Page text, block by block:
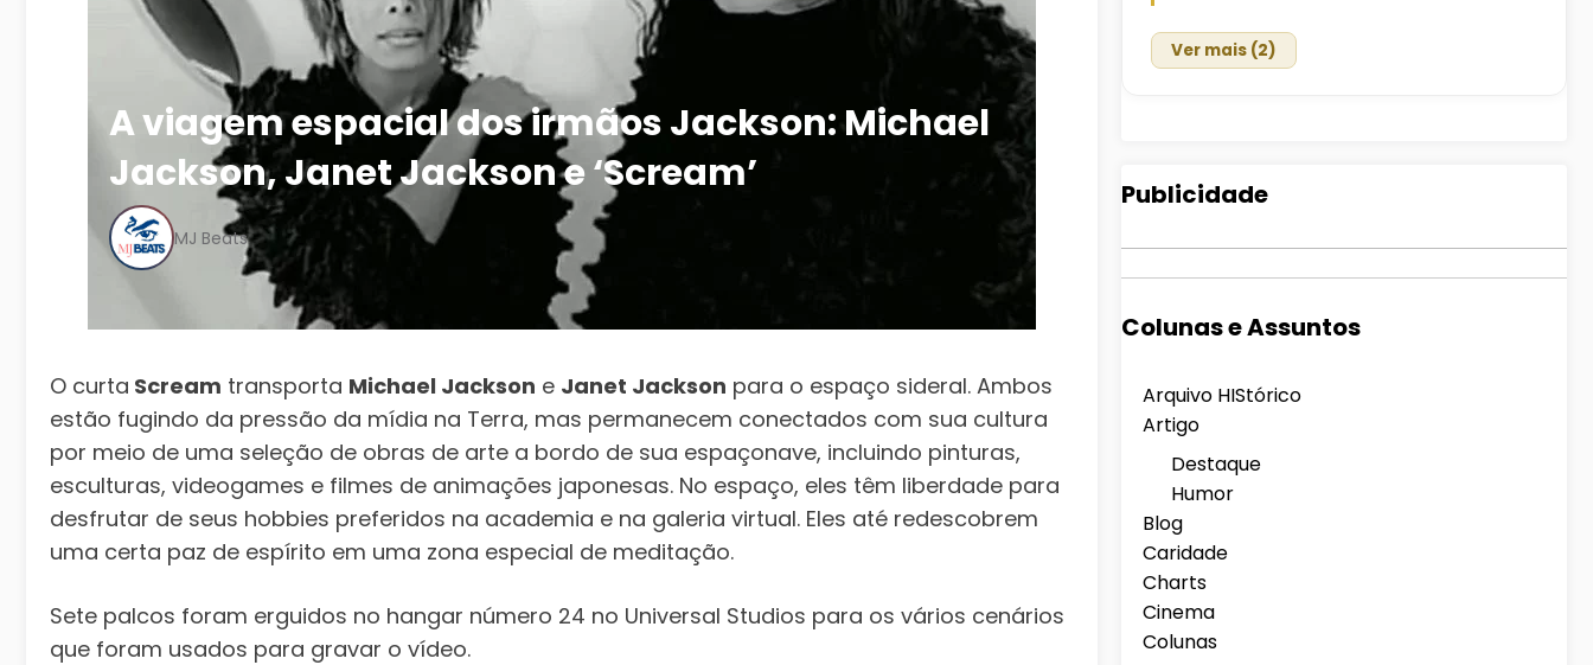
A viagem espacial dos irmãos Jackson: Michael
Jackson, Janet Jackson e ‘Scream’
MJ Beats
O curta Scream transporta Michael Jackson e Janet Jackson para o espaço sideral. Ambos
estão fugindo da pressão da mídia na Terra, mas permanecem conectados com sua cultura
por meio de uma seleção de obras de arte a bordo de sua espaçonave, incluindo pinturas,
esculturas, videogames e filmes de animações japonesas. No espaço, eles têm liberdade para
desfrutar de seus hobbies preferidos na academia e na galeria virtual. Eles até redescobrem
uma certa paz de espírito em uma zona especial de meditação.
Sete palcos foram erguidos no hangar número 24 no Universal Studios para os vários cenários
que foram usados ​​para gravar o vídeo.
Ver mais (2)
Publicidade
Colunas e Assuntos
Arquivo HIStórico
Artigo
Destaque
Humor
Blog
Caridade
Charts
Cinema
Colunas